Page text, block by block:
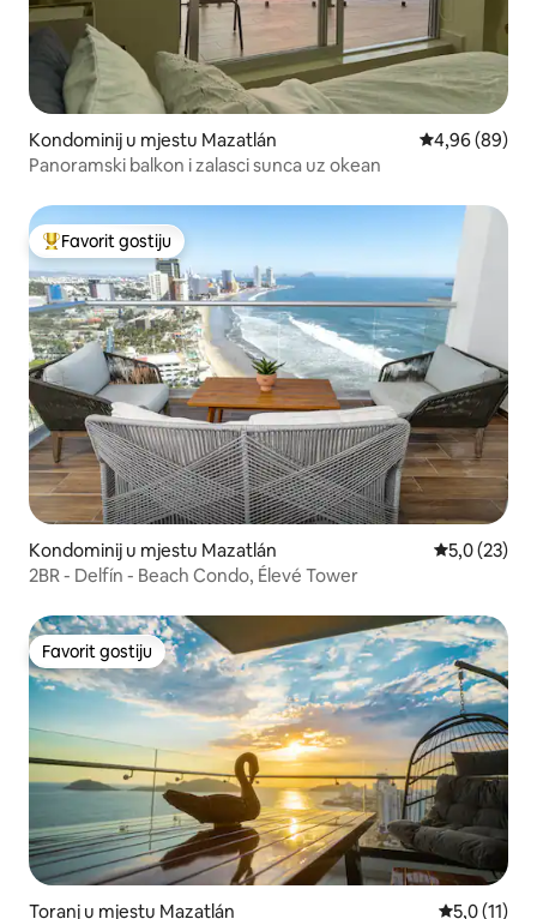
Kondominij u mjestu Mazatlán Prosječna
4,96 (89)
Panoramski balkon i zalasci sunca uz okean
Glavni favorit gostiju
Favorit gostiju
Kondominij u mjestu Mazatlán Prosječna
5,0 (23)
2BR - Delfín - Beach Condo, Élevé Tower
Favorit gostiju
Favorit gostiju
Toranj u mjestu Mazatlán Prosječna
5,0 (11)